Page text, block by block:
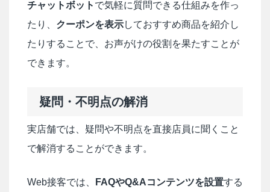
チャットボット で気軽に質問できる仕組みを作っ
たり、 クーポンを表示しておすすめ商品を紹介し
たりすることで、お声がけの役割を果たすことが
できます。
疑問・不明点の解消
実店舗では、疑問や不明点を直接店員に聞くこと
で解消することができます。
Web接客では、 FAQやQ&Aコンテンツを設置する